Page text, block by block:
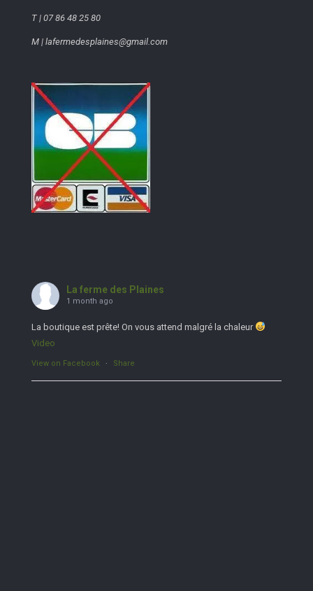
T | 07 86 48 25 80
M | lafermedesplaines@gmail.com
La ferme des Plaines
1 month ago
La boutique est prête! On vous attend malgré la chaleur
Video
View on Facebook · Share